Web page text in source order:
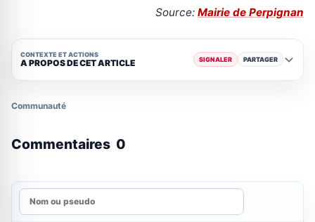
Source: Mairie de Perpignan
CONTEXTE ET ACTIONS
A PROPOS DE CET ARTICLE SIGNALER PARTAGER
Communauté
Commentaires 0